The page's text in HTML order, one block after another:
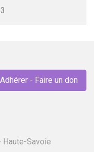
Adhérer - Faire un don
Haute-Savoie